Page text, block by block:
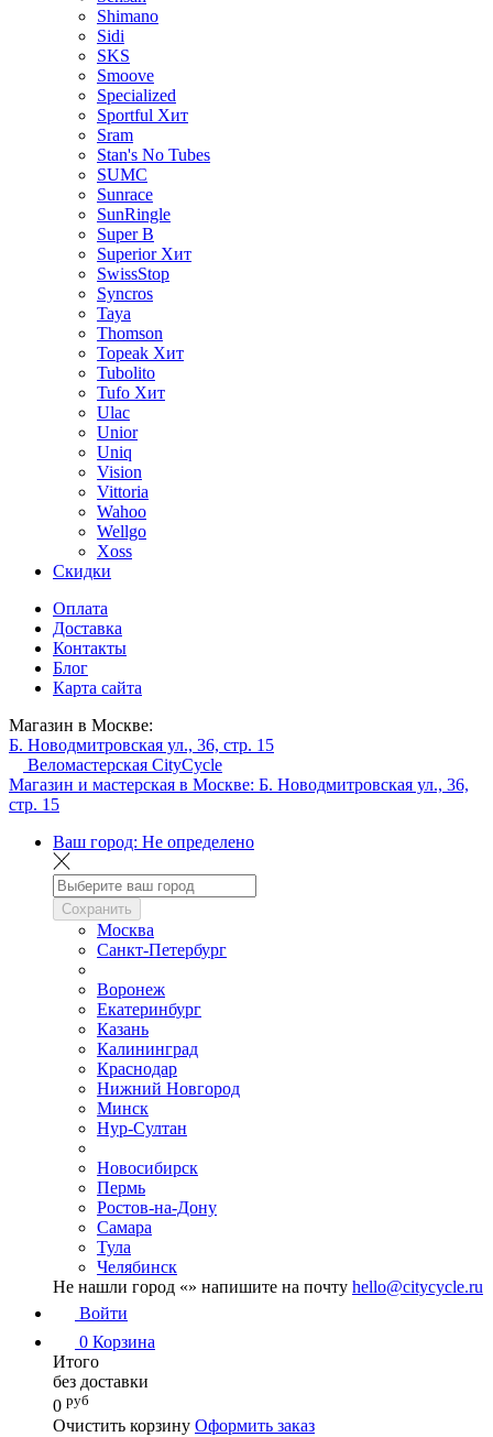
Shimano
Sidi
SKS
Smoove
Specialized
Sportful Хит
Sram
Stan's No Tubes
SUMC
Sunrace
SunRingle
Super B
Superior Хит
SwissStop
Syncros
Taya
Thomson
Topeak Хит
Tubolito
Tufo Хит
Ulac
Unior
Uniq
Vision
Vittoria
Wahoo
Wellgo
Xoss
Скидки
Оплата
Доставка
Контакты
Блог
Карта сайта
Магазин в Москве:
Б. Новодмитровская ул., 36, стр. 15
Веломастерская CityCycle
Магазин и мастерская в Москве: Б. Новодмитровская ул., 36,
стр. 15
Ваш город: Не определено
Сохранить
Москва
Санкт-Петербург
Воронеж
Екатеринбург
Казань
Калининград
Краснодар
Нижний Новгород
Минск
Нур-Султан
Новосибирск
Пермь
Ростов-на-Дону
Самара
Тула
Челябинск
Не нашли город «» напишите на почту hello@citycycle.ru
Войти
0 Корзина
Итого
без доставки
0 руб
Очистить корзину Оформить заказ